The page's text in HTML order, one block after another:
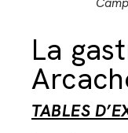
La
TABLES